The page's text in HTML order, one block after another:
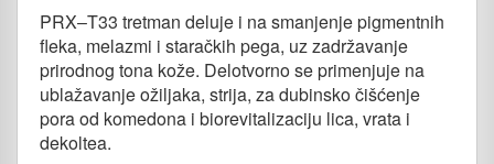
PRX‒T33 tretman deluje i na smanjenje pigmentnih
fleka, melazmi i staračkih pega, uz zadržavanje
prirodnog tona kože. Delotvorno se primenjuje na
ublažavanje ožiljaka, strija, za dubinsko čišćenje
pora od komedona i biorevitalizaciju lica, vrata i
dekoltea.